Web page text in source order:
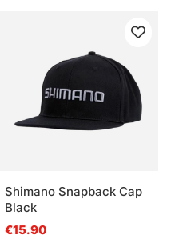
Shimano Snapback Cap
Black
€15.90